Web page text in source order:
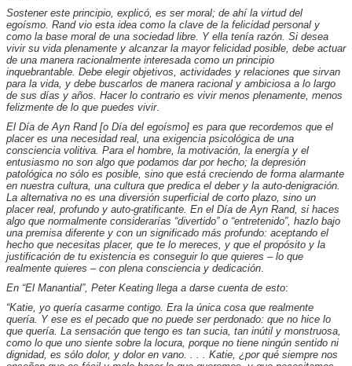
Sostener este principio, explicó, es ser moral; de ahí la virtud del
egoísmo. Rand vio esta idea como la clave de la felicidad personal y
como la base moral de una sociedad libre. Y ella tenía razón. Si desea
vivir su vida plenamente y alcanzar la mayor felicidad posible, debe actuar
de una manera racionalmente interesada como un principio
inquebrantable. Debe elegir objetivos, actividades y relaciones que sirvan
para la vida, y debe buscarlos de manera racional y ambiciosa a lo largo
de sus días y años. Hacer lo contrario es vivir menos plenamente, menos
felizmente de lo que puedes vivir.
El Día de Ayn Rand [o Día del egoísmo] es para que recordemos que el
placer es una necesidad real, una exigencia psicológica de una
consciencia volitiva. Para el hombre, la motivación, la energía y el
entusiasmo no son algo que podamos dar por hecho; la depresión
patológica no sólo es posible, sino que está creciendo de forma alarmante
en nuestra cultura, una cultura que predica el deber y la auto-denigración.
La alternativa no es una diversión superficial de corto plazo, sino un
placer real, profundo y auto-gratificante. En el Día de Ayn Rand, si haces
algo que normalmente considerarías “divertido” o “entretenido”, hazlo bajo
una premisa diferente y con un significado más profundo: aceptando el
hecho que necesitas placer, que te lo mereces, y que el propósito y la
justificación de tu existencia es conseguir lo que quieres – lo que
realmente quieres – con plena consciencia y dedicación.
En “El Manantial”, Peter Keating llega a darse cuenta de esto:
“Katie, yo quería casarme contigo. Era la única cosa que realmente
quería. Y ese es el pecado que no puede ser perdonado: que no hice lo
que quería. La sensación que tengo es tan sucia, tan inútil y monstruosa,
como lo que uno siente sobre la locura, porque no tiene ningún sentido ni
dignidad, es sólo dolor, y dolor en vano. . . . Katie, ¿por qué siempre nos